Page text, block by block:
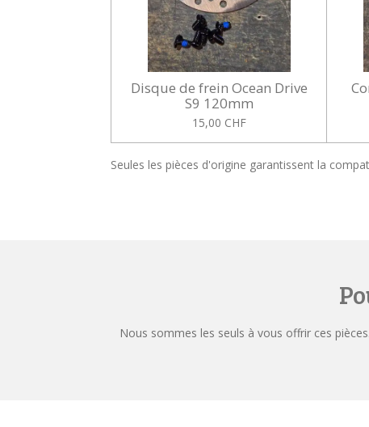
Disque de frein Ocean Drive
S9 120mm
15,00 CHF
Seules les pièces d'origine garantissent la
Nous sommes les seuls à vous offrir ces